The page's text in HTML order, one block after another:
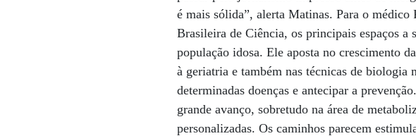
é mais sólida”, alerta Matinas. Para o
Brasileira de Ciência, os principais espaços a
população idosa. Ele aposta no crescimento
à geriatria e também nas técnicas de biologia
determinadas doenças e antecipar a
grande avanço, sobretudo na área de
personalizadas. Os caminhos parecem